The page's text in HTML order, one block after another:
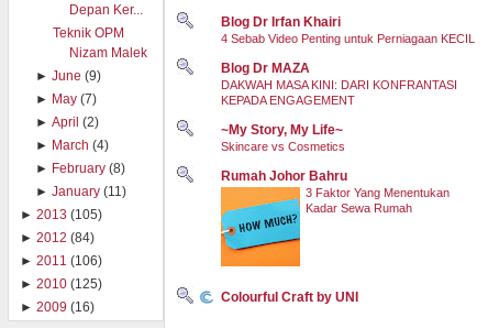
Blog Dr Irfan Khairi
4 Sebab Video Penting untuk Perniagaan KECIL
Blog Dr MAZA
DAKWAH MASA KINI: DARI KONFRANTASI
KEPADA ENGAGEMENT
~My Story, My Life~
Skincare vs Cosmetics
Rumah Johor Bahru
3 Faktor Yang Menentukan
Kadar Sewa Rumah
Colourful Craft by UNI
Depan Ker...
Teknik OPM
Nizam Malek
►June (9)
► May (7)
►April (2)
► March (4)
► February (8)
►January (11)
► 2013 (105)
► 2012 (84)
► 2011 (106)
► 2010 (125)
► 2009 (16)